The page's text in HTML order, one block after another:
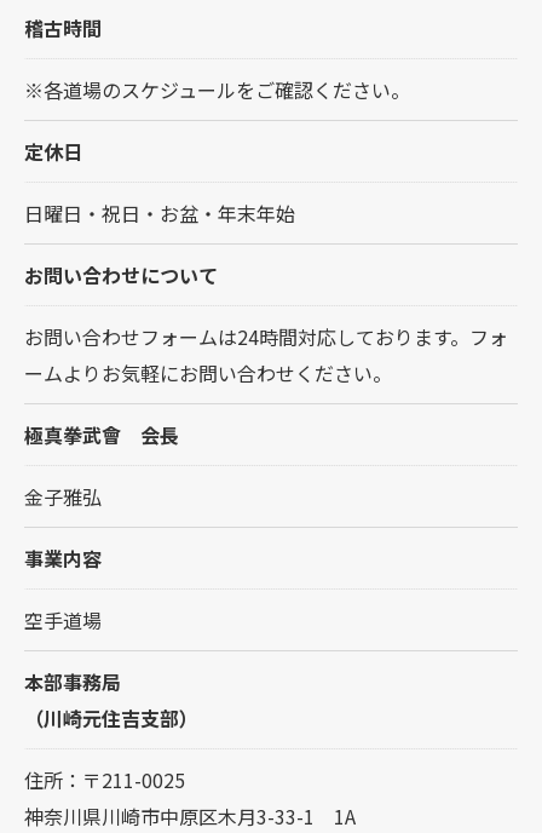
稽古時間
※各道場のスケジュールをご確認ください。
定休日
日曜日・祝日・お盆・年末年始
お問い合わせについて
お問い合わせフォームは24時間対応しております。フォ
ームよりお気軽にお問い合わせください。
極真拳武會 会長
金子雅弘
事業内容
空手道場
本部事務局
（川崎元住吉支部）
住所：〒211-0025
神奈川県川崎市中原区木月3-33-1 1A